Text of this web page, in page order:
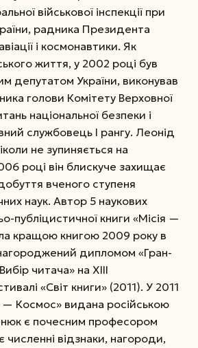
військової інспекції при
радника Президента
і космонавтики. Як
життя, у 2002 році був
депутатом України, виконував
голови Комітету Верховної
національної безпеки і
службовець І рангу. Леонід
не зупиняється на
році він блискуче захищає
вченого ступеня
наук. Автор 5 наукових
публіцистичної книги «Місія —
кращою книгою 2009 року в
нагороджений дипломом «Гран-
читача» на ХIII
«Світ книги» (2011). У 2011
— Космос» видана російською
є почесним професором
численні відзнаки, нагороди,